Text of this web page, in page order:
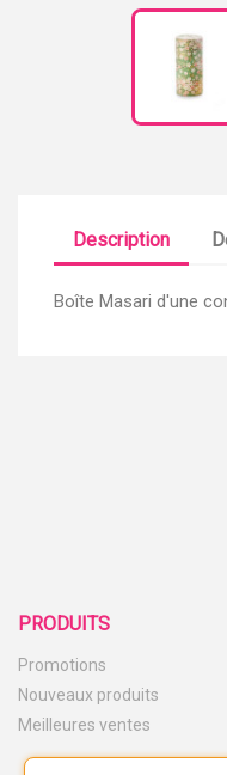
Description
Boîte Masari d'une
PRODUITS
Promotions
Nouveaux produits
Meilleures ventes